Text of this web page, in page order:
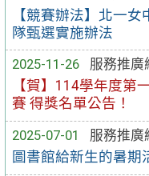
【競賽辦法】北一
隊甄選實施辦法
2025-11-26
服務推廣
【賀】114學年度第
賽 得獎名單公告！
2025-07-01
服務推廣
圖書館給新生的暑期